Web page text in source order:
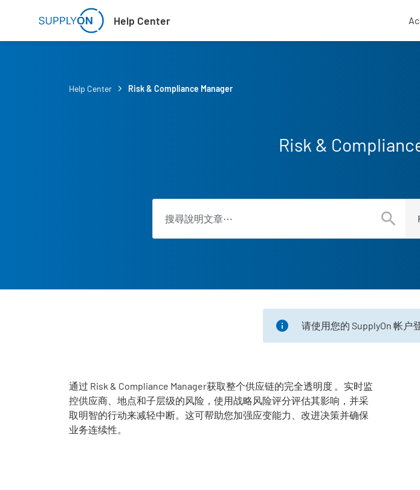
Skip to main content
Help Center
Help Center Risk & Compliance Manager
Risk &
请使用您的 SupplyOn 帐户
通过 Risk & Compliance Manager获取整个供应链的完全透明度 。 实时监
控供应商、地点和子层级的风险，使用战略风险评分评估其影响，并采
取明智的行动来减轻中断。这可帮助您加强应变能力、改进决策并确保
业务连续性。